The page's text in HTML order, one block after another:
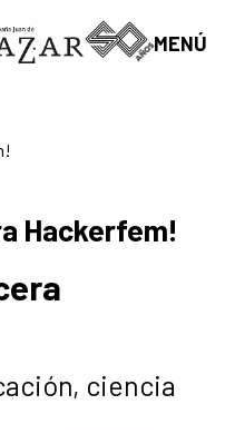
MENÚ
Hackerfem!
ciencia